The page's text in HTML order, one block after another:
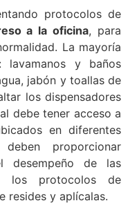
protocolos de
a la oficina, para
La mayoría
lavamanos y baños
jabón y toallas de
los dispensadores
debe tener acceso a
en diferentes
proporcionar
desempeño de las
los protocolos de
resides y aplícalas.